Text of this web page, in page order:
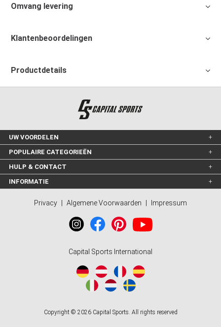
Omvang levering
Klantenbeoordelingen
Productdetails
UW VOORDELEN
POPULAIRE CATEGORIEËN
HULP & CONTACT
INFORMATIE
Privacy Algemene Voorwaarden Impressum
Capital Sports International
Copyright © 2026 Capital Sports. All rights reserved